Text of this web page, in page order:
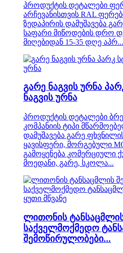
პროდუქტის დეტალები
არჩევანისთვის RAL
ზედაპირის დამუშავება
საფარი მიწოდების დრო
მიღებიდან 15-35 დღე აპრ...
გარე ნაგვის ურნა
ნაგვის ურნა
პროდუქტის დეტალები
კომპანიის ტიპი
დამუშავება გარე
ყავისფერი, მორგებული
გამოყენება კომერციული
მოედანი, გარე, სკოლა...
ლითონის
საქველმოქმედო
შემოწირულობები...